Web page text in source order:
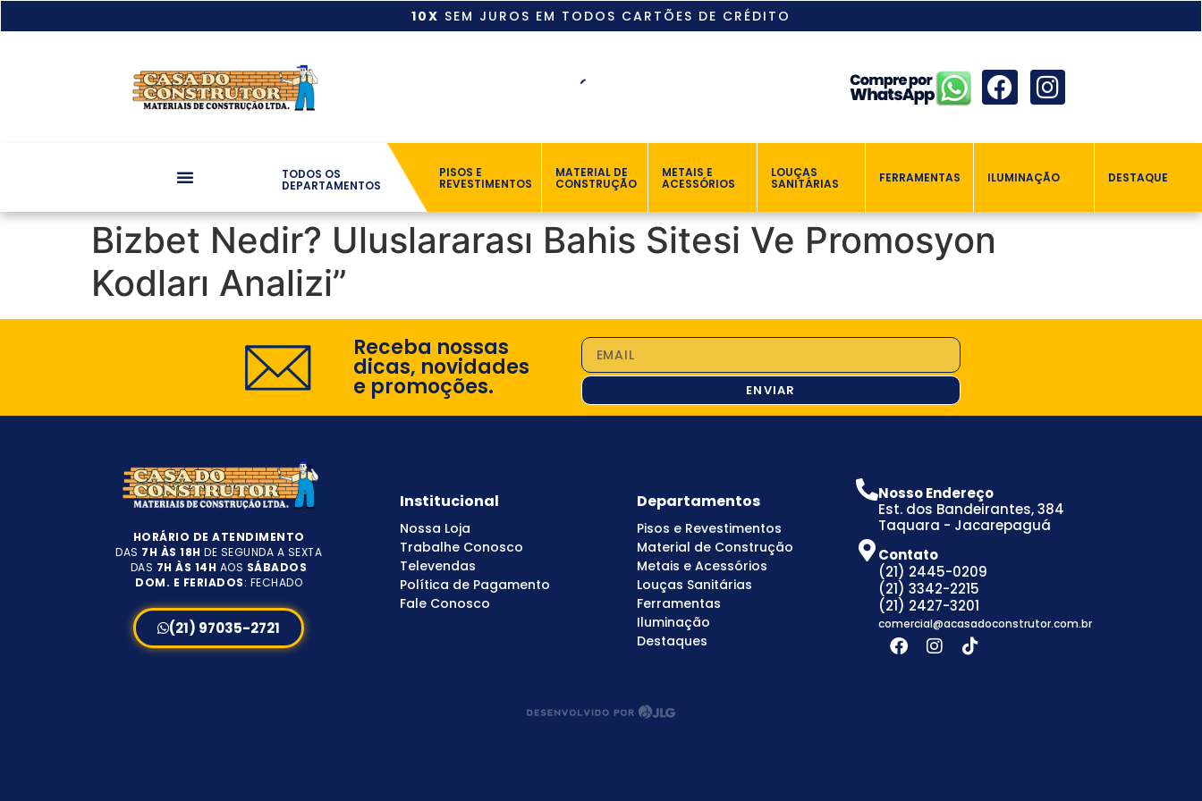
10X SEM JUROS EM TODOS CARTÕES DE CRÉDITO
TODOS OS
DEPARTAMENTOS
PISOS E
REVESTIMENTOS
MATERIAL DE
CONSTRUÇÃO
METAIS E
ACESSÓRIOS
LOUÇAS
SANITÁRIAS FERRAMENTAS ILUMINAÇÃO DESTAQUE
Bizbet Nedir? Uluslararası Bahis Sitesi Ve Promosyon
Kodları Analizi”
Receba nossas
dicas, novidades
e promoções. ENVIAR
HORÁRIO DE ATENDIMENTO
DAS 7H ÀS 18H DE SEGUNDA A SEXTA
DAS 7H ÀS 14H AOS SÁBADOS
DOM. E FERIADOS: FECHADO
(21) 97035-2721
Institucional
Nossa Loja
Trabalhe Conosco
Televendas
Política de Pagamento
Fale Conosco
Departamentos
Pisos e Revestimentos
Material de Construção
Metais e Acessórios
Louças Sanitárias
Ferramentas
Iluminação
Destaques
Nosso Endereço
Est. dos Bandeirantes, 384
Taquara - Jacarepaguá
Contato
(21) 2445-0209
(21) 3342-2215
(21) 2427-3201
comercial@acasadoconstrutor.com.br